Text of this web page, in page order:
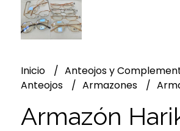
Inicio
Anteojos y
Anteojos
Armazones
Armazón